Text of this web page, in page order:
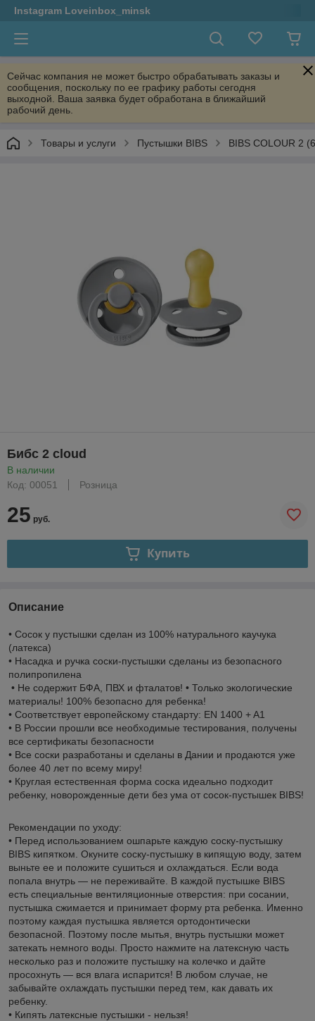
Instagram Loveinbox_minsk
Сейчас компания не может быстро обрабатывать заказы и
сообщения, поскольку по ее графику работы сегодня
выходной. Ваша заявка будет обработана в ближайший
рабочий день.
Товары и услуги Пустышки BIBS BIBS COLOUR 2
Бибс 2 cloud
В наличии
Код: 00051
Розница
25 руб.
Купить
Описание
• Сосок у пустышки сделан из 100% натурального каучука
(латекса)
• Насадка и ручка соски-пустышки сделаны из безопасного
полипропилена
• Не содержит БФА, ПВХ и фталатов! • Только экологические
материалы! 100% безопасно для ребенка!
• Соответствует европейскому стандарту: EN 1400 + A1
• В России прошли все необходимые тестирования, получены
все сертификаты безопасности
• Все соски разработаны и сделаны в Дании и продаются уже
более 40 лет по всему миру!
• Круглая естественная форма соска идеально подходит
ребенку, новорожденные дети без ума от сосок-пустышек BIBS!
Рекомендации по уходу:
• Перед использованием ошпарьте каждую соску-пустышку
BIBS кипятком. Окуните соску-пустышку в кипящую воду, затем
выньте ее и положите сушиться и охлаждаться. Если вода
попала внутрь — не переживайте. В каждой пустышке BIBS
есть специальные вентиляционные отверстия: при сосании,
пустышка сжимается и принимает форму рта ребенка. Именно
поэтому каждая пустышка является ортодонтически
безопасной. Поэтому после мытья, внутрь пустышки может
затекать немного воды. Просто нажмите на латексную часть
несколько раз и положите пустышку на колечко и дайте
просохнуть — вся влага испарится! В любом случае, не
забывайте охлаждать пустышки перед тем, как давать их
ребенку.
• Кипять латексные пустышки - нельзя!